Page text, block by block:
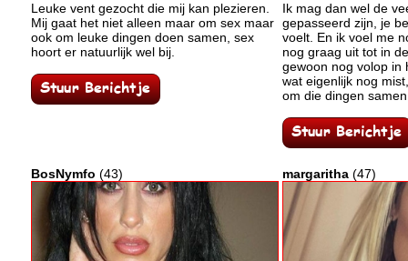
Leuke vent gezocht die mij kan plezieren.
Mij gaat het niet alleen maar om sex maar
ook om leuke dingen doen samen, sex
hoort er natuurlijk wel bij.
Ik mag dan wel de
gepasseerd zijn, je
voelt. En ik voel me
nog graag uit tot in
gewoon nog volop in
wat eigenlijk nog
om die dingen
BosNymfo (43) margaritha (47)